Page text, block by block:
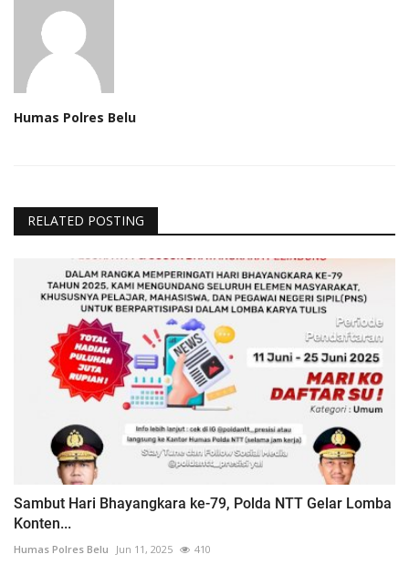
Humas Polres Belu
RELATED POSTING
Sambut Hari Bhayangkara ke-79, Polda NTT Gelar Lomba
Konten...
Humas Polres Belu Jun 11, 2025 410